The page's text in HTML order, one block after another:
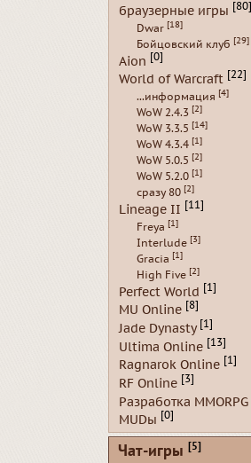
браузерные игры [80]
Dwar [18]
Бойцовский клуб [29]
Aion [0]
World of Warcraft [22]
...информация [4]
WoW 2.4.3 [2]
WoW 3.3.5 [14]
WoW 4.3.4 [1]
WoW 5.0.5 [2]
WoW 5.2.0 [1]
сразу 80 [2]
Lineage II [11]
Freya [1]
Interlude [3]
Gracia [1]
High Five [2]
Perfect World [1]
MU Online [8]
Jade Dynasty [1]
Ultima Online [13]
Ragnarok Online [1]
RF Online [3]
Разработка MMORPG
MUDы [0]
Чат-игры [5]